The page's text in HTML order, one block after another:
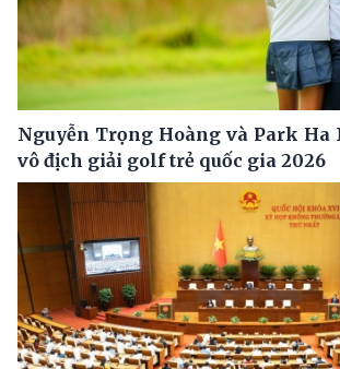
Nguyễn Trọng Hoàng và Park Ha
vô địch giải golf trẻ quốc gia 2026